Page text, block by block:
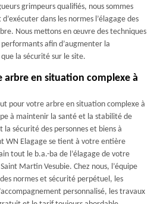
grimpeurs qualifiés, nous sommes
dans les normes l’élagage des
Nous mettons en œuvre des techniques
afin d’augmenter la
la sécurité sur le site.
arbre en situation complexe à
pour votre arbre en situation complexe à
à maintenir la santé et la stabilité de
sécurité des personnes et biens à
WN Elagage se tient à votre entière
tout le b.a.-ba de l’élagage de votre
Martin Vesubie. Chez nous, l’équipe
normes et sécurité perpétuel, les
personnalisé, les travaux